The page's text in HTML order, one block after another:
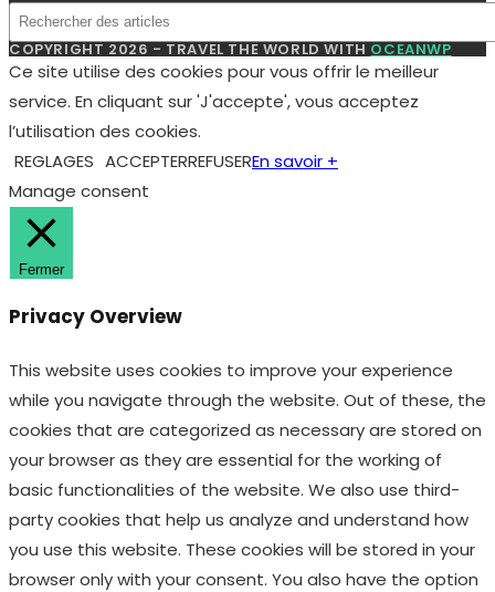
COPYRIGHT 2026 - TRAVEL THE WORLD WITHOCEANWP
Ce site utilise des cookies pour vous offrir le meilleur
service. En cliquant sur 'J'accepte', vous acceptez
l’utilisation des cookies.
REGLAGES ACCEPTERREFUSEREn savoir +
Manage consent
Fermer
Privacy Overview
This website uses cookies to improve your experience
while you navigate through the website. Out of these, the
cookies that are categorized as necessary are stored on
your browser as they are essential for the working of
basic functionalities of the website. We also use third-
party cookies that help us analyze and understand how
you use this website. These cookies will be stored in your
browser only with your consent. You also have the option